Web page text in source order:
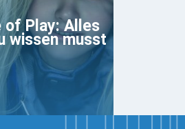
of Play: Alles
wissen musst